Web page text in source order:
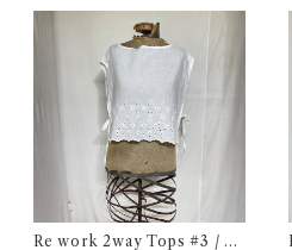
Re work 2way Tops #3 / リ